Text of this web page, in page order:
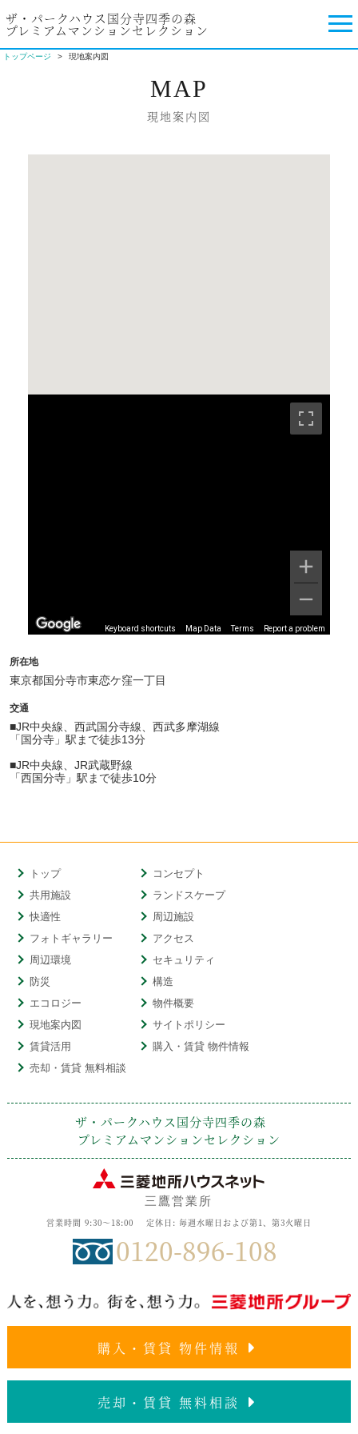
ザ・パークハウス国分寺四季の森
プレミアムマンションセレクション
トップページ 現地案内図
MAP
現地案内図
Keyboard shortcuts Map Data Terms Report a problem
所在地
東京都国分寺市東恋ケ窪一丁目
交通
■JR中央線、西武国分寺線、西武多摩湖線
「国分寺」駅まで徒歩13分
■JR中央線、JR武蔵野線
「西国分寺」駅まで徒歩10分
トップ
コンセプト
共用施設
ランドスケープ
快適性
周辺施設
フォトギャラリー
アクセス
周辺環境
セキュリティ
防災
構造
エコロジー
物件概要
現地案内図
サイトポリシー
賃貸活用
購入・賃貸 物件情報
売却・賃貸 無料相談
ザ・パークハウス国分寺四季の森
プレミアムマンションセレクション
三鷹営業所
営業時間 9:30～18:00 定休日: 毎週水曜日および第1、第3火曜日
0120-896-108
購入・賃貸 物件情報
売却・賃貸 無料相談